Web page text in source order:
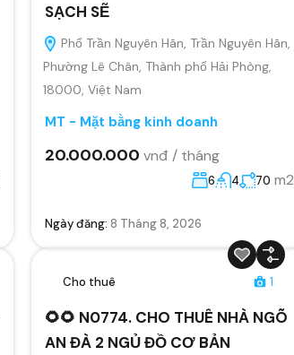
SẠCH SẼ
Phố Trần Nguyên Hãn, Trần Nguyên Hãn,
Phường Lê Chân, Thành phố Hải Phòng,
18000, Việt Nam
MT - Mặt bằng kinh doanh
20.000.000 vnđ / tháng
6 4 70 m2
Ngày đăng: 8 Tháng 8, 2026
Cho thuê 1
🌻🌻 N0774. CHO THUÊ NHÀ NGÕ
AN ĐÀ 2 NGỦ ĐỒ CƠ BẢN